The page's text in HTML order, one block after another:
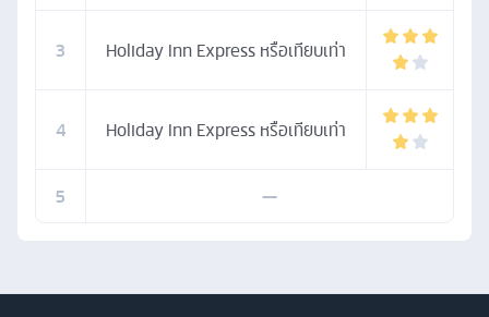
3 Holiday Inn Express หรือเทียบเท่า
4 Holiday Inn Express หรือเทียบเท่า
5 —